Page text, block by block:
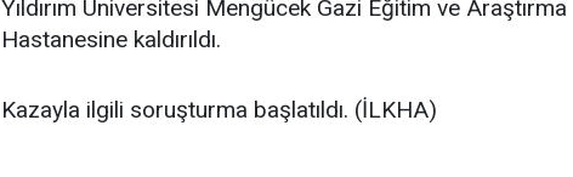
Yıldırım Üniversitesi Mengücek Gazi Eğitim ve Araştırma
Hastanesine kaldırıldı.
Kazayla ilgili soruşturma başlatıldı. (İLKHA)